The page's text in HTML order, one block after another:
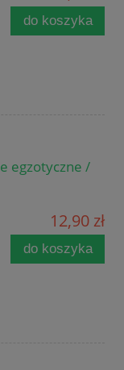
do koszyka
egzotyczne /
12,90 zł
do koszyka